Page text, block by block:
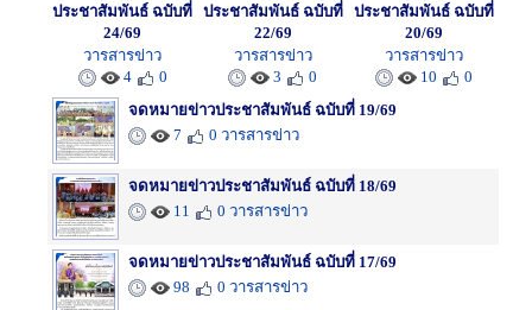
ประชาสัมพันธ์ ฉบับที่
24/69
วารสารข่าว
4
0
ประชาสัมพันธ์ ฉบับที่
22/69
วารสารข่าว
3
0
ประชาสัมพันธ์ ฉบับที่
20/69
วารสารข่าว
10
0
จดหมายข่าวประชาสัมพันธ์ ฉบับที่ 19/69
7
0 วารสารข่าว
จดหมายข่าวประชาสัมพันธ์ ฉบับที่ 18/69
11
0 วารสารข่าว
จดหมายข่าวประชาสัมพันธ์ ฉบับที่ 17/69
98
0 วารสารข่าว